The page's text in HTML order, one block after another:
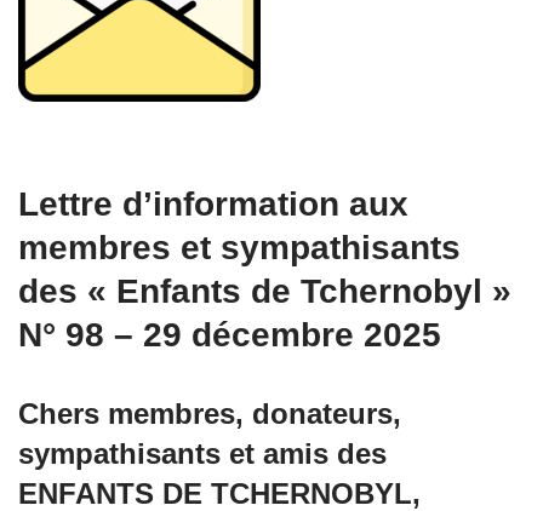
Lettre d’information aux
membres et sympathisants
des « Enfants de Tchernobyl »
N° 98 – 29 décembre 2025
Chers membres, donateurs,
sympathisants et amis des
ENFANTS DE TCHERNOBYL,